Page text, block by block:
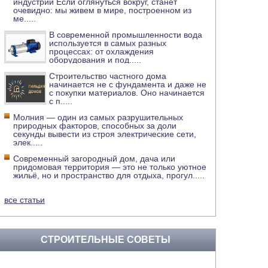
очевидно: мы живем в мире, построенном из
ме
В современной промышленности вода
используется в самых разных
процессах: от охлаждения
оборудования и под
Строительство частного дома
начинается не с фундамента и даже не
с покупки материалов. Оно начинается
с п
Молния — один из самых разрушительных
природных факторов, способных за доли
секунды вывести из строя электрические сети,
элек
Современный загородный дом, дача или
придомовая территория — это не только уютное
жильё, но и пространство для отдыха, прогул
все статьи
СТРОИТЕЛЬНЫЕ СОВЕТЫ